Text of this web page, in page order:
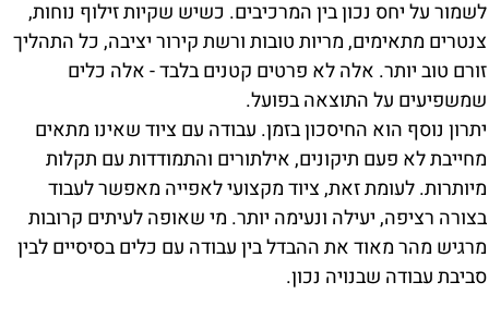
לשמור על יחס נכון בין המרכיבים. כשיש שקיות זילוף נוחות,
צנטרים מתאימים, מריות טובות ורשת קירור יציבה, כל התהליך
זורם טוב יותר. אלה לא פרטים קטנים בלבד - אלה כלים
שמשפיעים על התוצאה בפועל.
יתרון נוסף הוא החיסכון בזמן. עבודה עם ציוד שאינו מתאים
מחייבת לא פעם תיקונים, אילתורים והתמודדות עם תקלות
מיותרות. לעומת זאת, ציוד מקצועי לאפייה מאפשר לעבוד
בצורה רציפה, יעילה ונעימה יותר. מי שאופה לעיתים קרובות
מרגיש מהר מאוד את ההבדל בין עבודה עם כלים בסיסיים לבין
סביבת עבודה שבנויה נכון.